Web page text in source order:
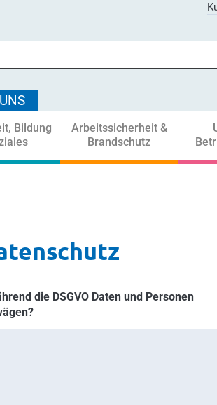
Bildung
Arbeitssicherheit &
Brandschutz
die DSGVO Daten und Personen